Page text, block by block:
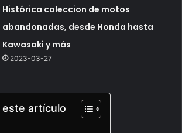
Histórica coleccion de motos
abandonadas, desde Honda hasta
Kawasaki y más
2023-03-27
este artículo